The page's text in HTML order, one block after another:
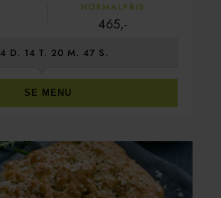
NORMALPRIS
465,-
4 D. 14 T. 20 M. 46 S.
SE MENU